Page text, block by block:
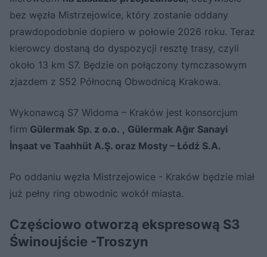
bez węzła Mistrzejowice, który zostanie oddany
prawdopodobnie dopiero w połowie 2026 roku. Teraz
kierowcy dostaną do dyspozycji resztę trasy, czyli
około 13 km S7. Będzie on połączony tymczasowym
zjazdem z S52 Północną Obwodnicą Krakowa.
Wykonawcą S7 Widoma – Kraków jest konsorcjum
firm Gülermak Sp. z o.o. , Gülermak Ağır Sanayi
İnşaat ve Taahhüt A.Ş. oraz Mosty – Łódź S.A.
Po oddaniu węzła Mistrzejowice - Kraków będzie miał
już pełny ring obwodnic wokół miasta.
Częściowo otworzą ekspresową S3
Świnoujście -Troszyn